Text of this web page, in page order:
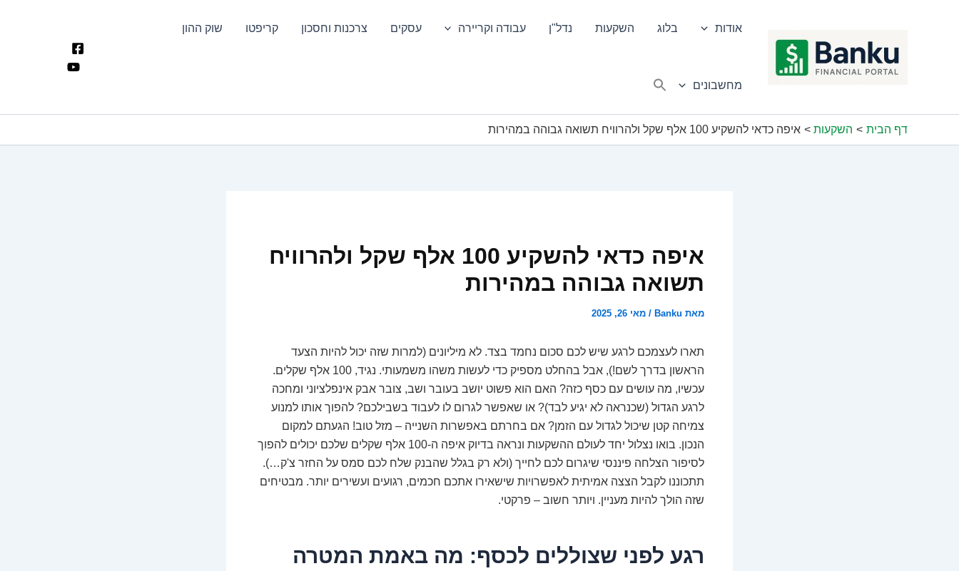
אודות בלוג השקעות נדל"ן עבודה וקריירה עסקים צרכנות וחסכון קריפטו שוק ההון
מחשבונים
דף הבית השקעות איפה כדאי להשקיע 100 אלף שקל ולהרוויח תשואה גבוהה במהירות
איפה כדאי להשקיע 100 אלף שקל ולהרוויח
תשואה גבוהה במהירות
מאת Banku
/ מאי 26, 2025
תארו לעצמכם לרגע שיש לכם סכום נחמד בצד. לא מיליונים (למרות שזה יכול להיות הצעד
הראשון בדרך לשם!), אבל בהחלט מספיק כדי לעשות משהו משמעותי. נגיד, 100 אלף שקלים.
עכשיו, מה עושים עם כסף כזה? האם הוא פשוט יושב בעובר ושב, צובר אבק אינפלציוני ומחכה
לרגע הגדול (שכנראה לא יגיע לבד)? או שאפשר לגרום לו לעבוד בשבילכם? להפוך אותו למנוע
צמיחה קטן שיכול לגדול עם הזמן? אם בחרתם באפשרות השנייה – מזל טוב! הגעתם למקום
הנכון. בואו נצלול יחד לעולם ההשקעות ונראה בדיוק איפה ה-100 אלף שקלים שלכם יכולים להפוך
לסיפור הצלחה פיננסי שיגרום לכם לחייך (ולא רק בגלל שהבנק שלח לכם סמס על החזר צ'ק…).
תתכוננו לקבל הצצה אמיתית לאפשרויות שישאירו אתכם חכמים, רגועים ועשירים יותר. מבטיחים
שזה הולך להיות מעניין. ויותר חשוב – פרקטי.
רגע לפני שצוללים לכסף: מה באמת המטרה